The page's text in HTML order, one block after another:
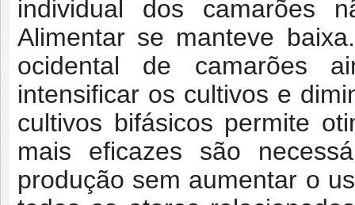
individual dos camarões
Alimentar se manteve
ocidental de camarões
intensificar os cultivos e
cultivos bifásicos permite
mais eficazes são
produção sem aumentar o